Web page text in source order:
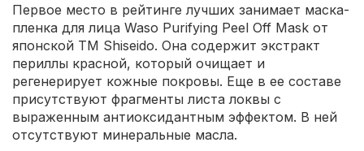
Первое место в рейтинге лучших занимает маска-
пленка для лица Waso Purifying Peel Off Mask от
японской ТМ Shiseido. Она содержит экстракт
периллы красной, который очищает и
регенерирует кожные покровы. Еще в ее составе
присутствуют фрагменты листа локвы с
выраженным антиоксидантным эффектом. В ней
отсутствуют минеральные масла.